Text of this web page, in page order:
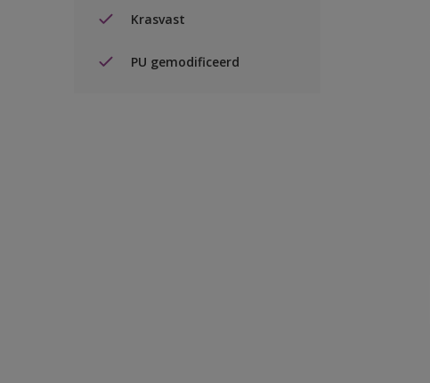
Krasvast
PU gemodificeerd